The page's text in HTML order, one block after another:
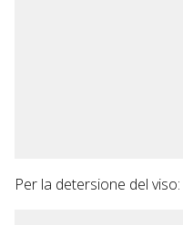
Per la detersione del viso: